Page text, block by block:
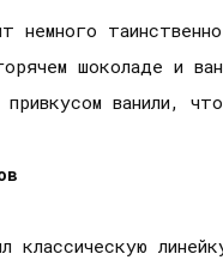
немного
шоколаде и
ванили,
классическую